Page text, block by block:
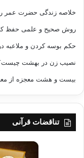
خلاصه زندگی حضرت عمر
روش صحیح و علمی حفظ
حکم بوسه کردن و ملاعبه
نصیب زن در بهشت
بیست و هشت معجزه از
تناقضات قرآنی